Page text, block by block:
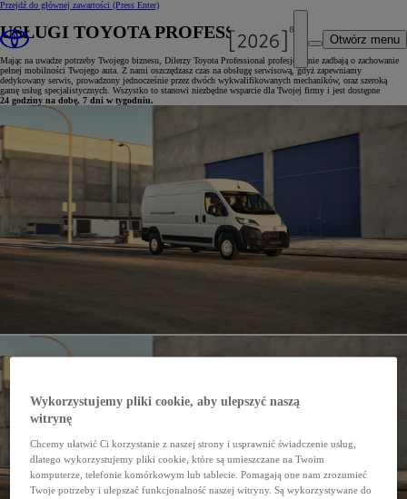
Przejdź do głównej zawartości (Press Enter)
Otwórz menu
USŁUGI TOYOTA PROFESSIONAL
Mając na uwadze potrzeby Twojego biznesu, Dilerzy Toyota Professional profesjonalnie zadbają o zachowanie
pełnej mobilności Twojego auta. Z nami oszczędzasz czas na obsługę serwisową, gdyż zapewniamy
dedykowany serwis, prowadzony jednocześnie przez dwóch wykwalifikowanych mechaników, oraz szeroką
gamę usług specjalistycznych. Wszystko to stanowi niezbędne wsparcie dla Twojej firmy i jest dostępne
24 godziny na dobę, 7 dni w tygodniu.
Wykorzystujemy pliki cookie, aby ulepszyć naszą
witrynę
Chcemy ułatwić Ci korzystanie z naszej strony i usprawnić świadczenie usług,
dlatego wykorzystujemy pliki cookie, które są umieszczane na Twoim
komputerze, telefonie komórkowym lub tablecie. Pomagają one nam zrozumieć
Twoje potrzeby i ulepszać funkcjonalność naszej witryny. Są wykorzystywane do